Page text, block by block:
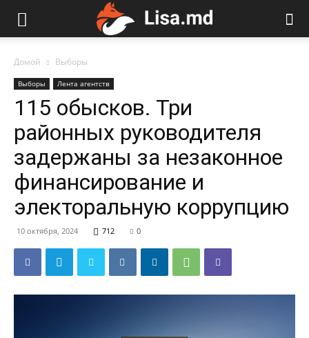
Домой Выборы
Выборы Лента агентств
115 обысков. Три
районных руководителя
задержаны за незаконное
финансирование и
электоральную коррупцию
10 октября, 2024 712 0